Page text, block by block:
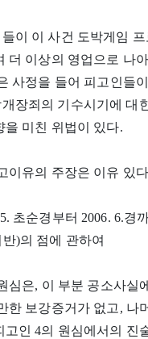
이 이 사건 도박게임
더 이상의 영업으로 나
사정을 들어 피고인들
장죄의 기수시기에 대
을 미친 위법이 있다.
이유의 주장은 이유 있
초순경부터 2006. 6.경
)의 점에 관하여
심은, 이 부분 공소사실
한 보강증거가 없고, 나
인 4의 원심에서의 진